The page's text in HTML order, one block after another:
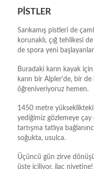
PİSTLER
Sarıkamış pistleri de
korunaklı, çığ tehlikesi
de spora yeni
Buradaki karın kayak
karın bir Alpler'de, bir de
öğreniveriyoruz hemen.
1450 metre yükseklikteki
yediğimiz gözlemeye
tartışma tatlıya
soğukta, usulca.
Üçüncü gün zirve
üste içiliyor, ilaç niyetine!